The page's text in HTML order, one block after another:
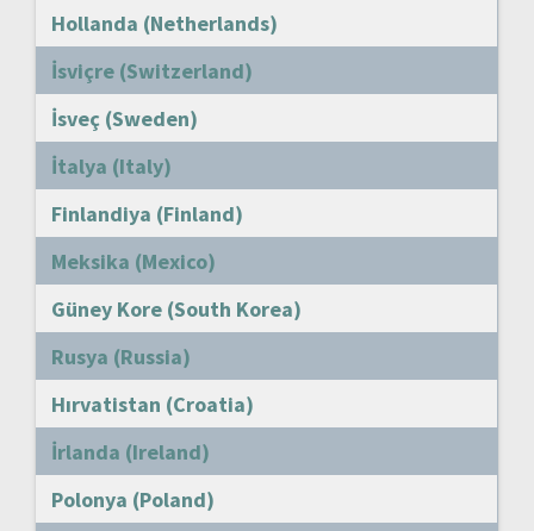
Hollanda (Netherlands)
İsviçre (Switzerland)
İsveç (Sweden)
İtalya (Italy)
Finlandiya (Finland)
Meksika (Mexico)
Güney Kore (South Korea)
Rusya (Russia)
Hırvatistan (Croatia)
İrlanda (Ireland)
Polonya (Poland)